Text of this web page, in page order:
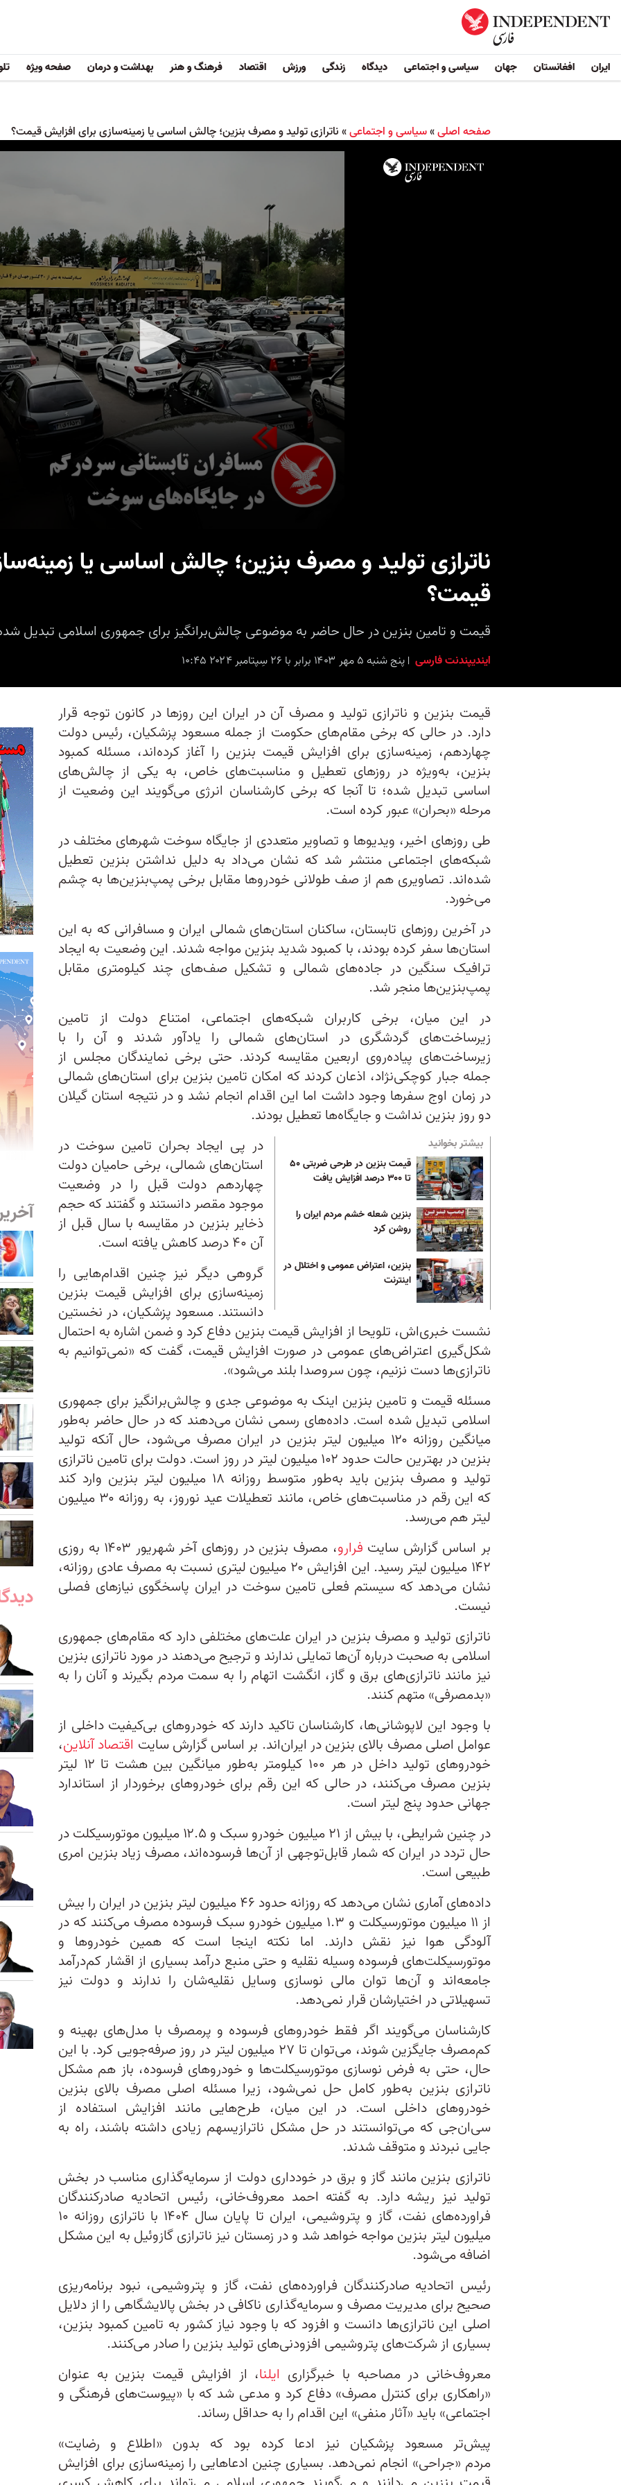
ایران افغانستان جهان سیاسی و اجتماعی دیدگاه زندگی ورزش اقتصاد فرهنگ و هنر بهداشت و درمان صفحه ویژه
صفحه اصلی»سیاسی و اجتماعی»ناترازی تولید و مصرف بنزین؛ چالش اساسی یا زمینه‌سازی برای افزایش قیمت؟
ناترازی تولید و مصرف بنزین؛ چالش اساسی یا
قیمت؟
قیمت و تامین بنزین در حال حاضر به موضوعی چالش‌برانگیز برای جمهوری اسلامی تبدیل
ایندیپندنت فارسی پنج شنبه ۵ مهر ۱۴۰۳ برابر با ۲۶ سِپتامبر ۲۰۲۴ ۱۰:۴۵
قیمت بنزین و ناترازی تولید و مصرف آن در ایران این روزها در کانون توجه قرار
دارد. در حالی که برخی مقام‌های حکومت از جمله مسعود پزشکیان، رئیس دولت
چهاردهم، زمینه‌سازی برای افزایش قیمت بنزین را آغاز کرده‌اند، مسئله کمبود
بنزین، به‌ویژه در روزهای تعطیل و مناسبت‌های خاص، به یکی از چالش‌های
اساسی تبدیل شده؛ تا آنجا که برخی کارشناسان انرژی می‌گویند این وضعیت از
مرحله «بحران» عبور کرده است.
طی روزهای اخیر، ویدیوها و تصاویر متعددی از جایگاه‌ سوخت‌ شهرهای مختلف در
شبکه‌های اجتماعی منتشر شد که نشان می‌داد به دلیل نداشتن بنزین تعطیل
شده‌اند. تصاویری هم از صف‌ طولانی خودروها مقابل برخی پمپ‌بنزین‌ها به چشم
می‌خورد.
در آخرین روزهای تابستان، ساکنان استان‌های شمالی ایران و مسافرانی که به این
استان‌ها سفر کرده بودند، با کمبود شدید بنزین مواجه شدند. این وضعیت به ایجاد
ترافیک سنگین در جاده‌های شمالی و تشکیل صف‌های چند کیلومتری مقابل
پمپ‌بنزین‌ها منجر شد.
در این میان، برخی کاربران شبکه‌های اجتماعی، امتناع دولت از تامین
زیرساخت‌های گردشگری در استان‌های شمالی را یادآور شدند و آن را با
زیرساخت‌های پیاده‌روی اربعین مقایسه کردند. حتی برخی نمایندگان مجلس از
جمله جبار کوچکی‌نژاد، اذعان کردند که امکان تامین بنزین برای استان‌های شمالی
در زمان اوج سفرها وجود داشت اما این اقدام انجام نشد و در نتیجه استان گیلان
دو روز بنزین نداشت و جایگاه‌ها تعطیل بودند.
بیشتر بخوانید
قیمت بنزین در طرحی ضربتی ۵۰
تا ۳۰۰ درصد افزایش یافت
بنزین شعله خشم مردم ایران را
روشن کرد
بنزین، اعتراض عمومی و اختلال در
اینترنت
در پی ایجاد بحران تامین سوخت در
استان‌های شمالی، برخی حامیان دولت
چهاردهم دولت قبل را در وضعیت
موجود مقصر دانستند و گفتند که حجم
ذخایر بنزین در مقایسه با سال قبل از
آن ۴۰ درصد کاهش یافته است.
گروهی دیگر نیز چنین اقدام‌هایی را
زمینه‌سازی برای افزایش قیمت بنزین
دانستند. مسعود پزشکیان، در نخستین
نشست خبری‌اش، تلویحا از افزایش قیمت بنزین دفاع کرد و ضمن اشاره به احتمال
شکل‌گیری اعتراض‌های عمومی در صورت افزایش قیمت، گفت که «نمی‌توانیم به
ناترازی‌ها دست نزنیم، چون سروصدا بلند می‌شود».
مسئله قیمت و تامین بنزین اینک به موضوعی جدی و چالش‌برانگیز برای جمهوری
اسلامی تبدیل شده است. داده‌های رسمی نشان می‌دهند که در حال حاضر به‌طور
میانگین روزانه ۱۲۰ میلیون لیتر بنزین در ایران مصرف می‌شود، حال‌ آنکه تولید
بنزین در بهترین حالت حدود ۱۰۲ میلیون لیتر در روز است. دولت برای تامین ناترازی
تولید و مصرف بنزین باید به‌طور متوسط روزانه ۱۸ میلیون لیتر بنزین وارد کند
که این رقم در مناسبت‌های خاص، مانند تعطیلات عید نوروز، به روزانه ۳۰ میلیون
لیتر هم می‌رسد.
بر اساس گزارش سایت فرارو
، مصرف بنزین در روزهای آخر شهریور ۱۴۰۳ به روزی
۱۴۲ میلیون لیتر رسید. این افزایش ۲۰ میلیون‌ لیتری نسبت به مصرف عادی روزانه،
نشان می‌دهد که سیستم فعلی تامین سوخت در ایران پاسخگوی نیازهای فصلی
نیست.
ناترازی تولید و مصرف بنزین در ایران علت‌های مختلفی دارد که مقام‌های جمهوری
اسلامی به صحبت درباره آن‌ها تمایلی ندارند و ترجیح می‌دهند در مورد ناترازی بنزین
نیز مانند ناترازی‌های برق و گاز، انگشت اتهام را به سمت مردم بگیرند و آنان را به
«بدمصرفی» متهم کنند.
با وجود این لاپوشانی‌ها، کارشناسان تاکید دارند که خودروهای بی‌کیفیت داخلی از
عوامل اصلی مصرف بالای بنزین در ایران‌اند. بر اساس گزارش سایت اقتصاد آنلاین،
خودروهای تولید داخل در هر ۱۰۰ کیلومتر به‌طور میانگین بین هشت تا ۱۲ لیتر
بنزین مصرف می‌کنند، در حالی که این رقم برای خودروهای برخوردار از استاندارد
جهانی حدود پنج لیتر است.
در چنین شرایطی، با بیش از ۲۱ میلیون خودرو سبک و ۱۲.۵ میلیون موتورسیکلت در
حال تردد در ایران که شمار قابل‌توجهی از آن‌ها فرسوده‌اند، مصرف زیاد بنزین امری
طبیعی است.
داده‌های آماری نشان می‌دهد که روزانه حدود ۴۶ میلیون لیتر بنزین در ایران را بیش
از ۱۱ میلیون موتورسیکلت و ۱.۳ میلیون خودرو سبک فرسوده مصرف می‌کنند که در
آلودگی هوا نیز نقش دارند. اما نکته اینجا است که همین خودروها و
موتورسیکلت‌های فرسوده وسیله نقلیه و حتی منبع درآمد بسیاری از اقشار کم‌درآمد
جامعه‌اند و آن‌ها توان مالی نوسازی وسایل نقلیه‌شان را ندارند و دولت نیز
تسهیلاتی در اختیارشان قرار نمی‌دهد.
کارشناسان می‌گویند اگر فقط خودروهای فرسوده و پرمصرف با مدل‌های بهینه و
کم‌مصرف جایگزین شوند، می‌توان تا ۲۷ میلیون لیتر در روز صرفه‌جویی کرد. با این
حال، حتی به فرض نوسازی موتورسیکلت‌ها و خودروهای فرسوده، باز هم مشکل
ناترازی بنزین به‌طور کامل حل نمی‌شود، زیرا مسئله اصلی مصرف بالای بنزین
خودروهای داخلی است. در این میان، طرح‌هایی مانند افزایش استفاده از
سی‌ان‌جی که می‌توانستند در حل مشکل ناترازیسهم زیادی داشته باشند، راه به
جایی نبردند و متوقف شدند.
ناترازی بنزین مانند گاز و برق در خودداری دولت از سرمایه‌گذاری مناسب در بخش
تولید نیز ریشه دارد. به گفته احمد معروف‌خانی، رئیس اتحادیه صادرکنندگان
فراورده‌های نفت، گاز و پتروشیمی، ایران تا پایان سال ۱۴۰۴ با ناترازی روزانه ۱۰
میلیون لیتر بنزین مواجه خواهد شد و در زمستان نیز ناترازی گازوئیل به این مشکل
اضافه می‌شود.
رئیس اتحادیه صادرکنندگان فراورده‌های نفت، گاز و پتروشیمی، نبود برنامه‌ریزی
صحیح برای مدیریت مصرف و سرمایه‌گذاری ناکافی در بخش پالایشگاهی را از دلایل
اصلی این ناترازی‌ها دانست و افزود که با وجود نیاز کشور به تامین کمبود بنزین،
بسیاری از شرکت‌های پتروشیمی افزودنی‌های تولید بنزین را صادر می‌کنند.
معروف‌خانی در مصاحبه با خبرگزاری ایلنا، از افزایش قیمت بنزین به عنوان
«راهکاری برای کنترل مصرف» دفاع کرد و مدعی شد که با «پیوست‌های فرهنگی و
اجتماعی» باید «آثار منفی» این اقدام را به حداقل رساند.
پیش‌تر مسعود پزشکیان نیز ادعا کرده بود که بدون «اطلاع و رضایت»
مردم «جراحی» انجام نمی‌دهد. بسیاری چنین ادعاهایی را زمینه‌سازی برای افزایش